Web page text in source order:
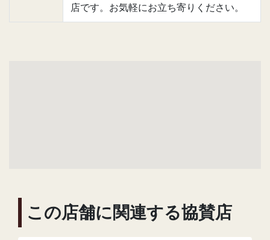
店です。お気軽にお立ち寄りください。
この店舗に関連する協賛店